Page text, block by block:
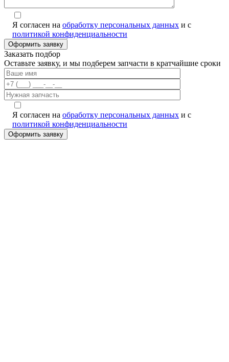
Я согласен на обработку персональных данных и с
политикой конфиденциальности
Заказать подбор
Оставьте заявку, и мы подберем запчасти в кратчайшие сроки
Я согласен на обработку персональных данных и с
политикой конфиденциальности